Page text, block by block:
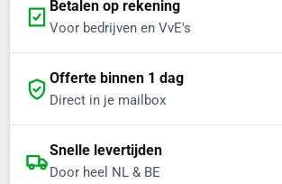
Betalen op rekening
Voor bedrijven en VvE's
Offerte binnen 1 dag
Direct in je mailbox
Snelle levertijden
Door heel NL & BE